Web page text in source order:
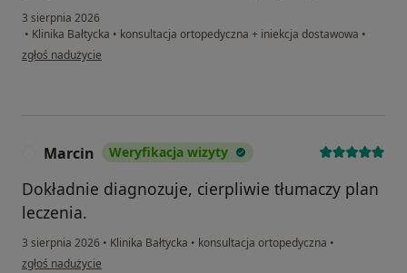
3 sierpnia 2026
• Klinika Bałtycka • konsultacja ortopedyczna + iniekcja dostawowa •
w opinii użytkownika Katarzyna
zgłoś nadużycie
Marcin Weryfikacja wizyty
Dokładnie diagnozuje, cierpliwie tłumaczy plan
leczenia.
3 sierpnia 2026 • Klinika Bałtycka • konsultacja ortopedyczna •
w opinii użytkownika Marcin
zgłoś nadużycie